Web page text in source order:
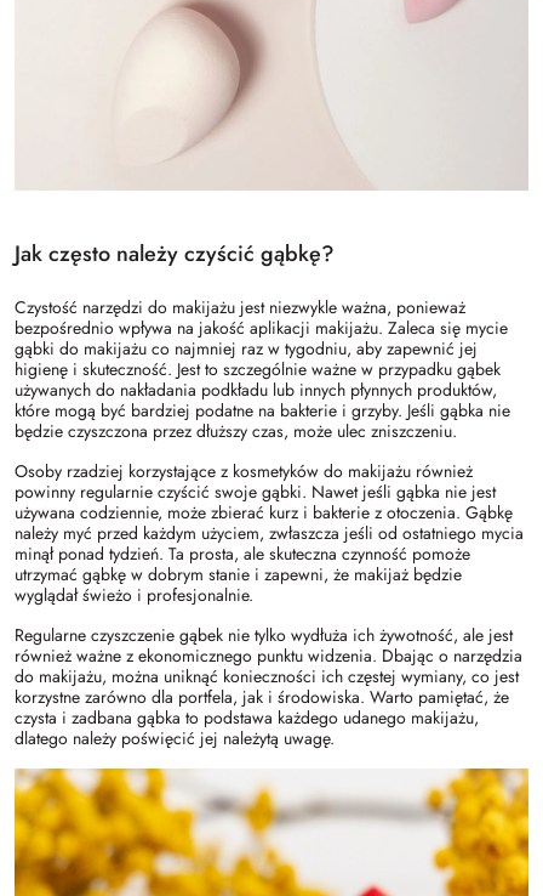
Jak często należy czyścić gąbkę?
Czystość narzędzi do makijażu jest niezwykle ważna, ponieważ
bezpośrednio wpływa na jakość aplikacji makijażu. Zaleca się mycie
gąbki do makijażu co najmniej raz w tygodniu, aby zapewnić jej
higienę i skuteczność. Jest to szczególnie ważne w przypadku gąbek
używanych do nakładania podkładu lub innych płynnych produktów,
które mogą być bardziej podatne na bakterie i grzyby. Jeśli gąbka nie
będzie czyszczona przez dłuższy czas, może ulec zniszczeniu.
Osoby rzadziej korzystające z kosmetyków do makijażu również
powinny regularnie czyścić swoje gąbki. Nawet jeśli gąbka nie jest
używana codziennie, może zbierać kurz i bakterie z otoczenia. Gąbkę
należy myć przed każdym użyciem, zwłaszcza jeśli od ostatniego mycia
minął ponad tydzień. Ta prosta, ale skuteczna czynność pomoże
utrzymać gąbkę w dobrym stanie i zapewni, że makijaż będzie
wyglądał świeżo i profesjonalnie.
Regularne czyszczenie gąbek nie tylko wydłuża ich żywotność, ale jest
również ważne z ekonomicznego punktu widzenia. Dbając o narzędzia
do makijażu, można uniknąć konieczności ich częstej wymiany, co jest
korzystne zarówno dla portfela, jak i środowiska. Warto pamiętać, że
czysta i zadbana gąbka to podstawa każdego udanego makijażu,
dlatego należy poświęcić jej należytą uwagę.